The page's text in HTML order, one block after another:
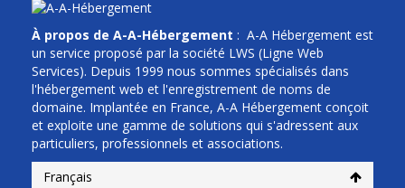
À propos de A-A-Hébergement : A-A Hébergement est
un service proposé par la société LWS (Ligne Web
Services). Depuis 1999 nous sommes spécialisés dans
l'hébergement web et l'enregistrement de noms de
domaine. Implantée en France, A-A Hébergement conçoit
et exploite une gamme de solutions qui s'adressent aux
particuliers, professionnels et associations.
Français